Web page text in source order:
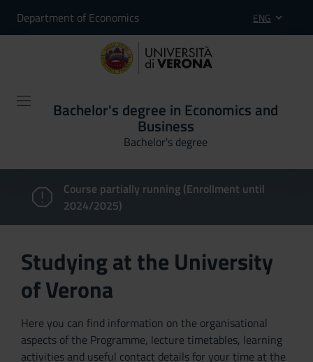
Department of Economics ENG
Bachelor's degree in Economics and
Business
Bachelor's degree
Course partially running (Enrollment until
2024/2025)
Studying at the University
of Verona
Here you can find information on the organisational
aspects of the Programme, lecture timetables, learning
activities and useful contact details for your time at the